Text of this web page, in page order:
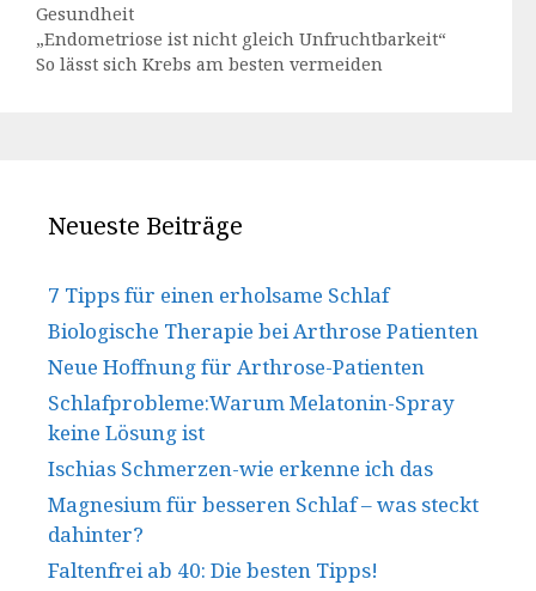
Kategorien
Gesundheit
„Endometriose ist nicht gleich Unfruchtbarkeit“
So lässt sich Krebs am besten vermeiden
Neueste Beiträge
7 Tipps für einen erholsame Schlaf
Biologische Therapie bei Arthrose Patienten
Neue Hoffnung für Arthrose-Patienten
Schlafprobleme:Warum Melatonin-Spray
keine Lösung ist
Ischias Schmerzen-wie erkenne ich das
Magnesium für besseren Schlaf – was steckt
dahinter?
Faltenfrei ab 40: Die besten Tipps!